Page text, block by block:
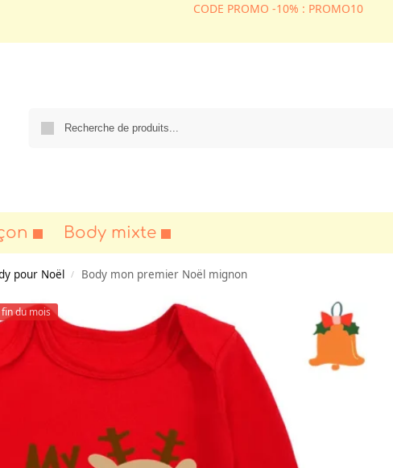
CODE PROMO -10% : PROMO10
Body mixte
pour Noël / Body mon premier Noël mignon
fin du mois